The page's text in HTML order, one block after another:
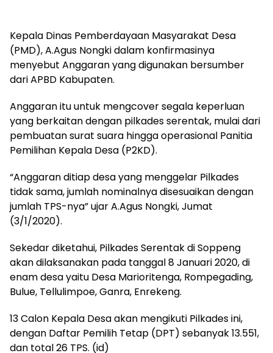
Kepala Dinas Pemberdayaan Masyarakat Desa
(PMD), A.Agus Nongki dalam konfirmasinya
menyebut Anggaran yang digunakan bersumber
dari APBD Kabupaten.
Anggaran itu untuk mengcover segala keperluan
yang berkaitan dengan pilkades serentak, mulai dari
pembuatan surat suara hingga operasional Panitia
Pemilihan Kepala Desa (P2KD).
“Anggaran ditiap desa yang menggelar Pilkades
tidak sama, jumlah nominalnya disesuaikan dengan
jumlah TPS-nya” ujar A.Agus Nongki, Jumat
(3/1/2020).
Sekedar diketahui, Pilkades Serentak di Soppeng
akan dilaksanakan pada tanggal 8 Januari 2020, di
enam desa yaitu Desa Marioritenga, Rompegading,
Bulue, Tellulimpoe, Ganra, Enrekeng.
13 Calon Kepala Desa akan mengikuti Pilkades ini,
dengan Daftar Pemilih Tetap (DPT) sebanyak 13.551,
dan total 26 TPS. (id)